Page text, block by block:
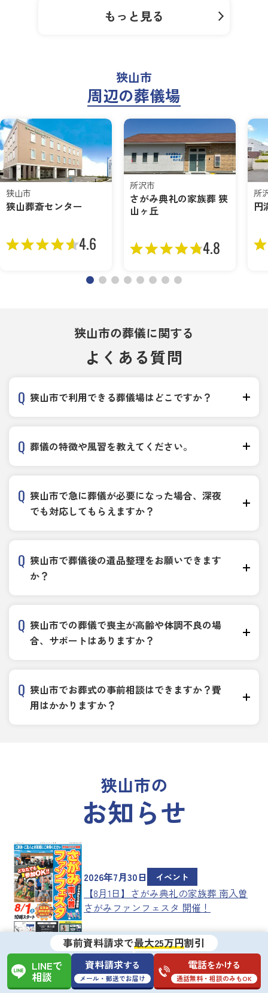
もっと見る
狭山市
周辺の葬儀場
狭山市
狭山葬斎センター
4.6
所沢市
さがみ典礼の家族葬 狭
山ヶ丘
4.8
所
円
狭山市の葬儀に関する
よくある質問
狭山市で利用できる葬儀場はどこですか？
葬儀の特徴や風習を教えてください。
狭山市で急に葬儀が必要になった場合、深夜
でも対応してもらえますか？
狭山市で葬儀後の遺品整理をお願いできます
か？
狭山市での葬儀で喪主が高齢や体調不良の場
合、サポートはありますか？
狭山市でお葬式の事前相談はできますか？費
用はかかりますか？
狭山市の
お知らせ
2026年7月30日 イベント
【8月1日】さがみ典礼の家族葬 南入曽
さがみファンフェスタ 開催！
2025年11月13日 イベント
【11月24日】さがみ典礼の家族葬 南入曽
事前資料請求で最大25万円割引
LINEで
相談
資料請求する
メール・郵送でお届け
電話をかける
通話無料・相談のみもOK